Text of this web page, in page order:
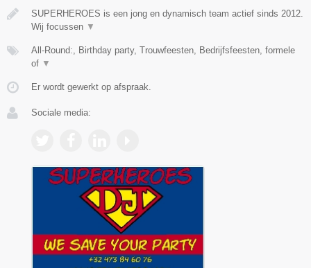
SUPERHEROES is een jong en dynamisch team actief sinds 2012.
Wij focussen ▼
All-Round:, Birthday party, Trouwfeesten, Bedrijfsfeesten, formele
of ▼
Er wordt gewerkt op afspraak.
Sociale media: